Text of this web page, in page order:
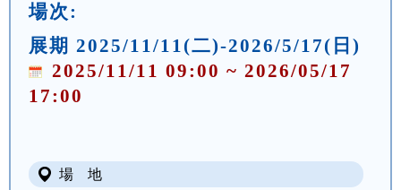
場次:
展期 2025/11/11(二)-2026/5/17(日)
2025/11/11 09:00 ~ 2026/05/17
17:00
場 地